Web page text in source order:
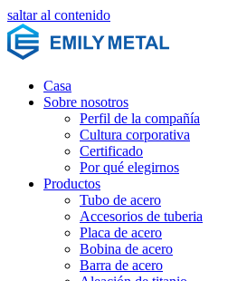
saltar al contenido
Casa
Sobre nosotros
Perfil de la compañía
Cultura corporativa
Certificado
Por qué elegirnos
Productos
Tubo de acero
Accesorios de tuberia
Placa de acero
Bobina de acero
Barra de acero